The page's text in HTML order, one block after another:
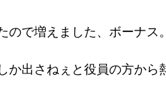
ので増えました、ボーナス。
か出さねぇと役員の方か